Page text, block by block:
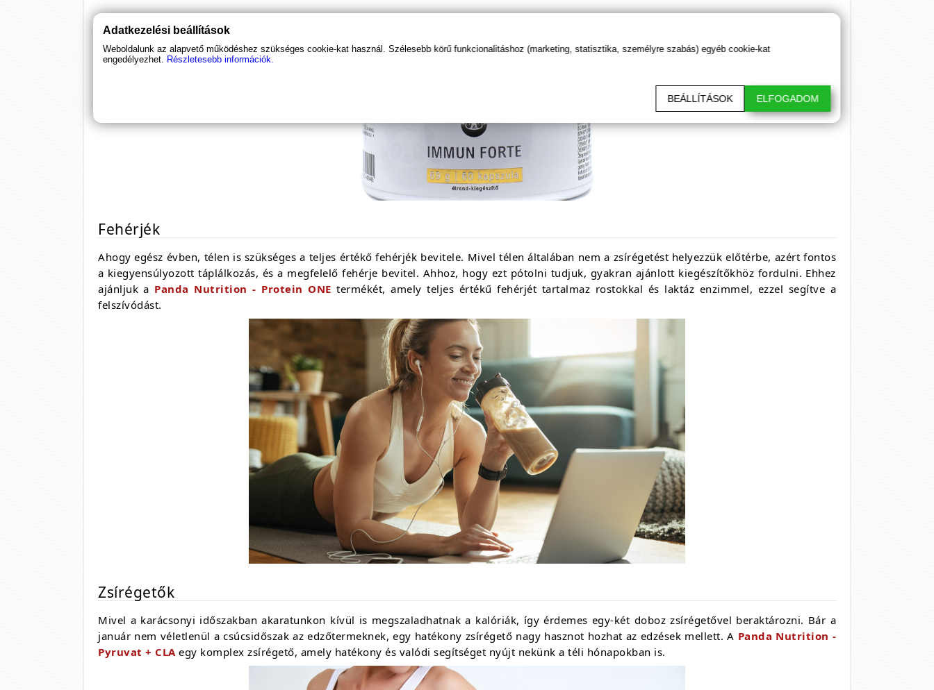
Fehérjék
Ahogy egész évben, télen is szükséges a teljes értékő fehérjék bevitele. Mivel télen általában nem a zsírégetést helyezzük előtérbe, azért fontos
a kiegyensúlyozott táplálkozás, és a megfelelő fehérje bevitel. Ahhoz, hogy ezt pótolni tudjuk, gyakran ajánlott kiegészítőkhöz fordulni. Ehhez
ajánljuk a Panda Nutrition - Protein ONE termékét, amely teljes értékű fehérjét tartalmaz rostokkal és laktáz enzimmel, ezzel segítve a
felszívódást.
Zsírégetők
Mivel a karácsonyi időszakban akaratunkon kívül is megszaladhatnak a kalóriák, így érdemes egy-két doboz zsírégetővel beraktározni. Bár a
január nem véletlenül a csúcsidőszak az edzőtermeknek, egy hatékony zsírégető nagy hasznot hozhat az edzések mellett. A Panda Nutrition -
Pyruvat + CLAegy komplex zsírégető, amely hatékony és valódi segítséget nyújt nekünk a téli hónapokban is.
Adatkezelési beállítások
Weboldalunk az alapvető működéshez szükséges cookie-kat használ. Szélesebb körű funkcionalitáshoz (marketing, statisztika, személyre szabás) egyéb cookie-kat
engedélyezhet. Részletesebb információk.
BEÁLLÍTÁSOK ELFOGADOM